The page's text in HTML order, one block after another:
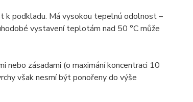
k podkladu. Má vysokou tepelnú odolnost –
vystavení teplotám nad 50 °C může
zásadami (o maximání koncentraci 10
však nesmí být ponořeny do výše